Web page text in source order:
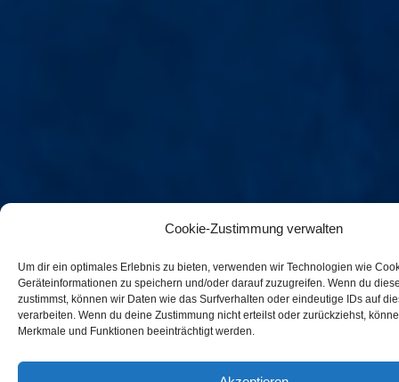
Cookie-Zustimmung verwalten
Um dir ein optimales Erlebnis zu bieten, verwenden wir Technologien wie
Geräteinformationen zu speichern und/oder darauf zuzugreifen. Wenn du
zustimmst, können wir Daten wie das Surfverhalten oder eindeutige IDs auf
verarbeiten. Wenn du deine Zustimmung nicht erteilst oder zurückziehst,
Merkmale und Funktionen beeinträchtigt werden.